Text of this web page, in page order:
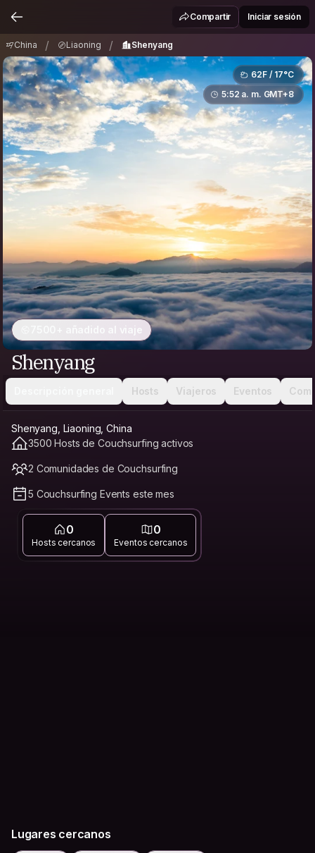
ShenyangCompartir Iniciar sesión
China / Liaoning / Shenyang
62F / 17°C
5:52 a. m. GMT+8
7500+ añadido al viaje
Shenyang
Hosts Viajeros Eventos
Shenyang, Liaoning, China
3500 Hosts de Couchsurfing activos
2 Comunidades de Couchsurfing
5 Couchsurfing Events este mes
0
Hosts cercanos
0
Eventos cercanos
Lugares cercanos